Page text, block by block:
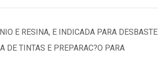
E RESINA, E INDICADA PARA DESBASTE
DE TINTAS E PREPARAC?O PARA